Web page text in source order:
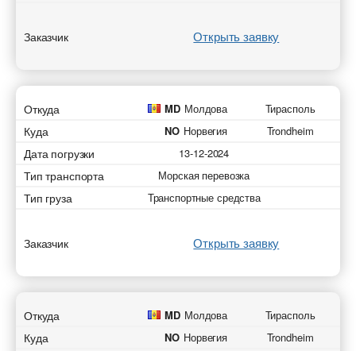
Заказчик Открыть заявку
Откуда MD Молдова Тирасполь
Куда NO Норвегия Trondheim
Дата погрузки 13-12-2024
Тип транспорта Морская перевозка
Тип груза Транспортные средства
Заказчик Открыть заявку
Откуда MD Молдова Тирасполь
Куда NO Норвегия Trondheim